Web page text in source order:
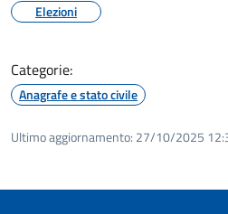
Elezioni
Categorie:
Anagrafe e stato civile
Ultimo aggiornamento: 27/10/2025